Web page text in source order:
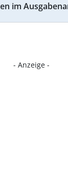
im
- Anzeige -